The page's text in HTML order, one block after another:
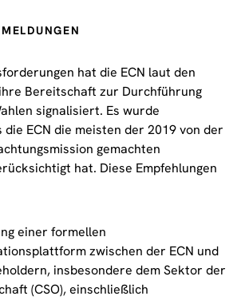
hat die ECN laut den
Bereitschaft zur Durchführung
signalisiert. Es wurde
ECN die meisten der 2019 von der
gemachten
hat. Diese Empfehlungen
einer formellen
zwischen der ECN und
insbesondere dem Sektor der
(CSO), einschließlich